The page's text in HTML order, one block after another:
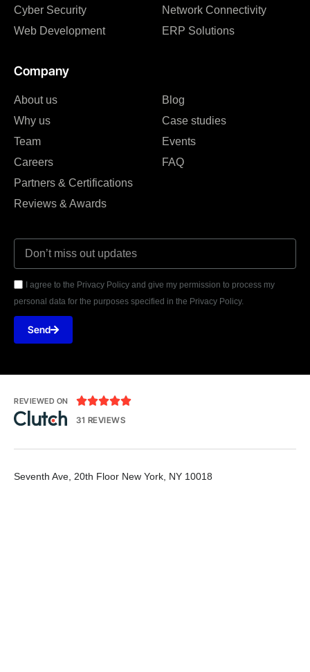
Cyber Security
Web Development
Network Connectivity
ERP Solutions
Company
About us
Why us
Team
Careers
Partners & Certifications
Reviews & Awards
Blog
Case studies
Events
FAQ
I agree to the Privacy Policy and give my permission to process my
personal data for the purposes specified in the Privacy Policy.
Send
REVIEWED ON 
31 REVIEWS
Seventh Ave, 20th Floor New York, NY 10018